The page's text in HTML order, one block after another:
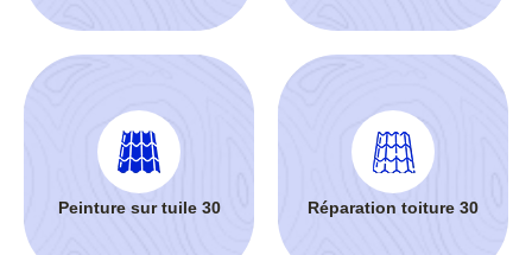
Peinture sur tuile 30 Réparation toiture 30